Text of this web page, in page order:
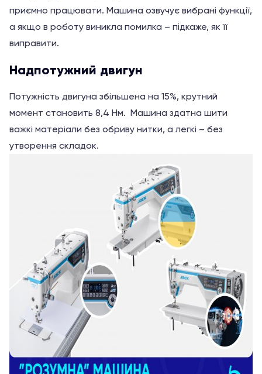
приємно працювати. Машина озвучує вибрані функції,
а якщо в роботу виникла помилка – підкаже, як її
виправити.
Надпотужний двигун
Потужність двигуна збільшена на 15%, крутний
момент становить 8,4 Нм. Машина здатна шити
важкі матеріали без обриву нитки, а легкі – без
утворення складок.